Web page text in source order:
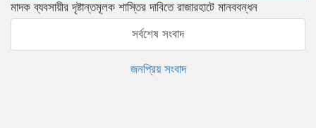
মাদক ব্যবসায়ীর দৃষ্টান্তমূলক শাস্তির দাবিতে রাজারহাটে মানববন্ধন
সর্বশেষ সংবাদ
জনপ্রিয় সংবাদ